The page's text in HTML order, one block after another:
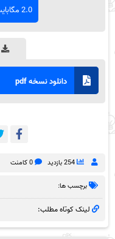
2.0 مگابایت
دانلود نسخه pdf
254 بازدید 0 کامنت
برچسب ها:
لینک کوتاه مطلب: